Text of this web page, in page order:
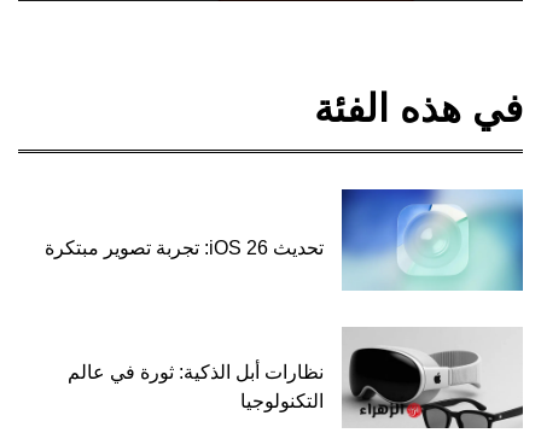
في هذه الفئة
تحديث iOS 26: تجربة تصوير مبتكرة
نظارات أبل الذكية: ثورة في عالم
التكنولوجيا